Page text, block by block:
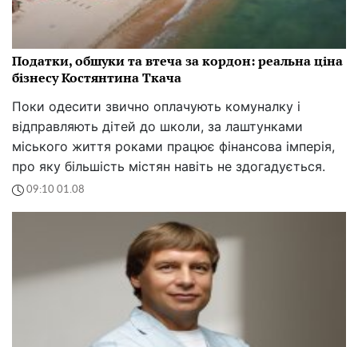
Податки, обшуки та втеча за кордон: реальна ціна
бізнесу Костянтина Ткача
Поки одесити звично оплачують комуналку і
відправляють дітей до школи, за лаштунками
міського життя роками працює фінансова імперія,
про яку більшість містян навіть не здогадується.
09:10 01.08